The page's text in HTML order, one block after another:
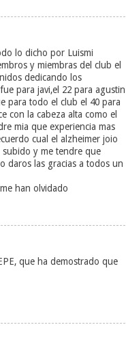
lo dicho por Luismi
y miembras del club el
dedicando los
para javi,el 22 para agustin
para todo el club el 40 para
con la cabeza alta como el
mia que experiencia mas
cual el alzheimer joio
subido y me tendre que
daros las gracias a todos un
han olvidado
que ha demostrado que